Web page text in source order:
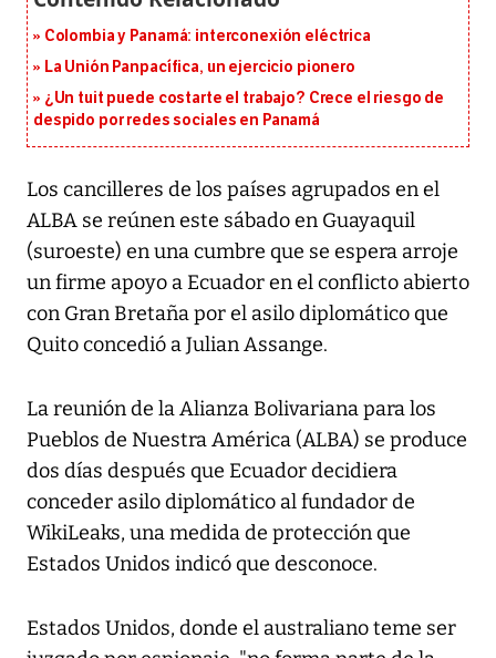
Colombia y Panamá: interconexión eléctrica
La Unión Panpacífica, un ejercicio pionero
¿Un tuit puede costarte el trabajo? Crece el riesgo de
despido por redes sociales en Panamá
Los cancilleres de los países agrupados en el
ALBA se reúnen este sábado en Guayaquil
(suroeste) en una cumbre que se espera arroje
un firme apoyo a Ecuador en el conflicto abierto
con Gran Bretaña por el asilo diplomático que
Quito concedió a Julian Assange.
La reunión de la Alianza Bolivariana para los
Pueblos de Nuestra América (ALBA) se produce
dos días después que Ecuador decidiera
conceder asilo diplomático al fundador de
WikiLeaks, una medida de protección que
Estados Unidos indicó que desconoce.
Estados Unidos, donde el australiano teme ser